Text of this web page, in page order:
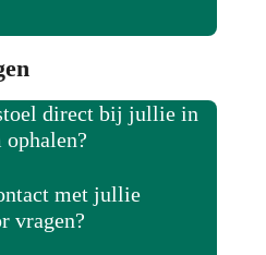
direct bij jullie in
ophalen?
met jullie
vragen?